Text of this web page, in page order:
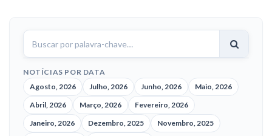
Buscar
notícias
NOTÍCIAS POR DATA
Agosto, 2026
Julho, 2026 Junho, 2026
Maio, 2026
Abril, 2026
Março, 2026
Fevereiro, 2026
Janeiro, 2026
Dezembro, 2025
Novembro, 2025